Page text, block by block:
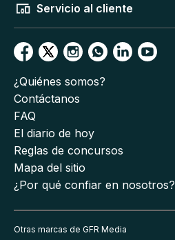
Servicio al cliente
¿Quiénes somos?
Contáctanos
FAQ
El diario de hoy
Reglas de concursos
Mapa del sitio
¿Por qué confiar en nosotros?
Otras marcas de GFR Media